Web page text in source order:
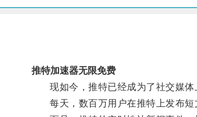
推特加速器无限免费
现如今，推特已经成为了社交媒体
每天，数百万用户在推特上发布短